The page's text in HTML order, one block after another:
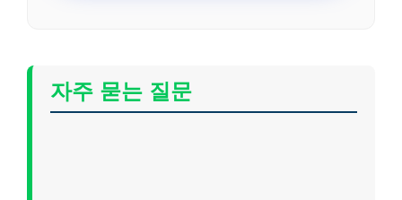
자주 묻는 질문